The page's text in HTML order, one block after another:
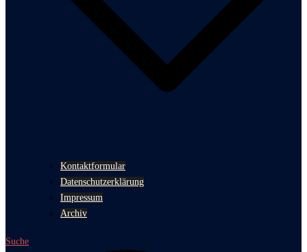
Kontaktformular
Datenschutzerklärung
Impressum
Archiv
Suche